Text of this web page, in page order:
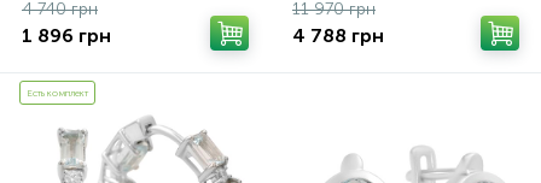
4 740 грн
1 896 грн
11 970 грн
4 788 грн
Есть комплект